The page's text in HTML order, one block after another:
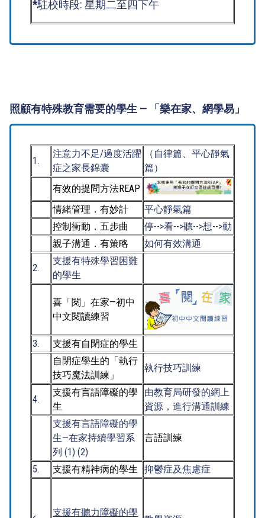
*駐校時段: 星期二至四下午
照顧有特殊教育需要的學生 — 「樂在家、網學易」
1.
注意⼒不⾜/過度活躍
症之家⻑錦囊
（自律篇、平心靜氣
篇）
有效的提問⽅法REAP
情緒管理．有妙計
平心靜氣篇
控制衝動．五步曲
停-->看-->聽-->想-->動
親子溝通．有策略
如何有效溝通
2.
支援有特殊學習困難
的學生
喜「閱」在家—初中
中文閱讀練習
3.
支援有自閉症的學生
自閉症學生的「執行
技巧魔法訓練」
執行技巧訓練
4.
支援有言語障礙的學
生
由教育局研發的網上
資源，進行溝通訓練
支援有言語障礙的學
生—在家持續學習系
列 (1) (2)
言語訓練
5. 支援有精神病的學生 抑鬱症及焦慮症
支援有聽力障礙的學